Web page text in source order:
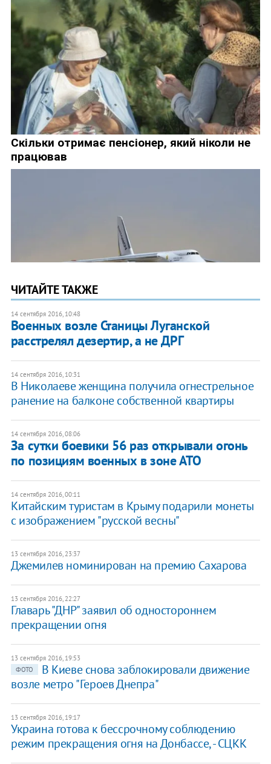
ЧИТАЙТЕ ТАКЖЕ
14 сентября 2016, 10:48
Военных возле Станицы Луганской
расстрелял дезертир, а не ДРГ
14 сентября 2016, 10:31
В Николаеве женщина получила огнестрельное
ранение на балконе собственной квартиры
14 сентября 2016, 08:06
За сутки боевики 56 раз открывали огонь
по позициям военных в зоне АТО
14 сентября 2016, 00:11
Китайским туристам в Крыму подарили монеты
с изображением "русской весны"
13 сентября 2016, 23:37
Джемилев номинирован на премию Сахарова
13 сентября 2016, 22:27
Главарь "ДНР" заявил об одностороннем
прекращении огня
13 сентября 2016, 19:53
ФОТО
В Киеве снова заблокировали движение
возле метро "Героев Днепра"
13 сентября 2016, 19:17
Украина готова к бессрочному соблюдению
режим прекращения огня на Донбассе, - СЦКК